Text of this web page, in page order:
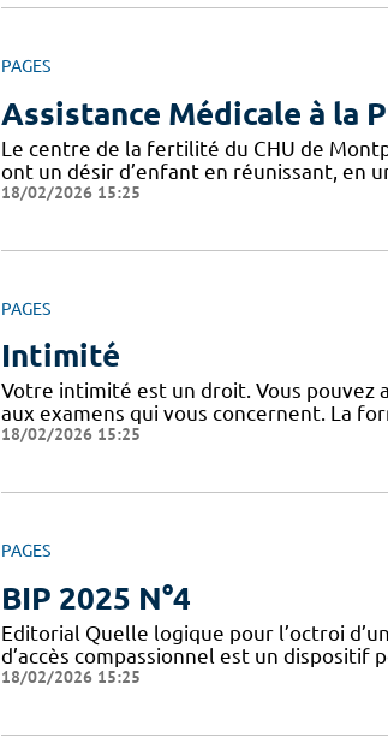
PAGES
Assistance Médicale à la
Le centre de la fertilité du CHU de
ont un désir d’enfant en réunissant, en
18/02/2026 15:25
PAGES
Intimité
Votre intimité est un droit. Vous pouvez
aux examens qui vous concernent. La
18/02/2026 15:25
PAGES
BIP 2025 N°4
Editorial Quelle logique pour l’octroi
d’accès compassionnel est un
18/02/2026 15:25